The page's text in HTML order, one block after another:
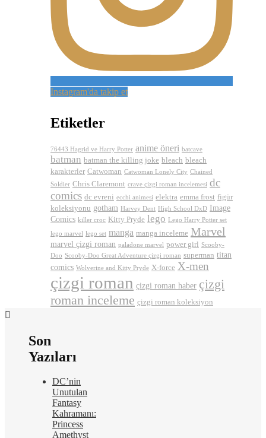
Instagram'da takip et
Etiketler
76443 Hagrid ve Harry Potter anime öneri batcave
batman batman the killing joke bleach bleach
karakterler Catwoman Catwoman Lonely City Chained
Soldier Chris Claremont crave çizgi roman incelemesi dc
comics dc evreni ecchi animesi elektra emma frost figür
koleksiyonu gotham Harvey Dent High School DxD Image
Comics killer croc Kitty Pryde lego Lego Harry Potter set
lego marvel lego set manga manga inceleme Marvel
marvel çizgi roman paladone marvel power girl Scooby-
Doo Scooby-Doo Great Adventure çizgi roman superman titan
comics Wolverine and Kitty Pryde X-force X-men
çizgi roman çizgi roman haber çizgi
roman inceleme çizgi roman koleksiyon
Son
Yazıları
DC’nin
Unutulan
Fantasy
Kahramanı:
Princess
Amethyst